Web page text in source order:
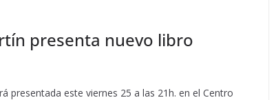
presenta nuevo libro
presentada este viernes 25 a las 21h. en el Centro